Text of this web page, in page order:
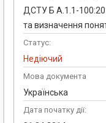
ДСТУ Б А.1.1-
та визначення
Статус:
Недіючий
Мова документа
Українська
Дата початку дії: